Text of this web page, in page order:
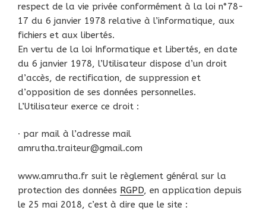
respect de la vie privée conformément à la loi n°78-
17 du 6 janvier 1978 relative à l’informatique, aux
fichiers et aux libertés.
En vertu de la loi Informatique et Libertés, en date
du 6 janvier 1978, l’Utilisateur dispose d’un droit
d’accès, de rectification, de suppression et
d’opposition de ses données personnelles.
L’Utilisateur exerce ce droit :
· par mail à l’adresse mail
amrutha.traiteur@gmail.com
www.amrutha.fr suit le règlement général sur la
protection des données RGPD, en application depuis
le 25 mai 2018, c’est à dire que le site :